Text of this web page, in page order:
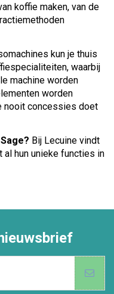
koffie maken, van de
kun je thuis
waarbij
machine worden
worden
nooit concessies doet
Bij Lecuine vindt
al hun unieke functies in